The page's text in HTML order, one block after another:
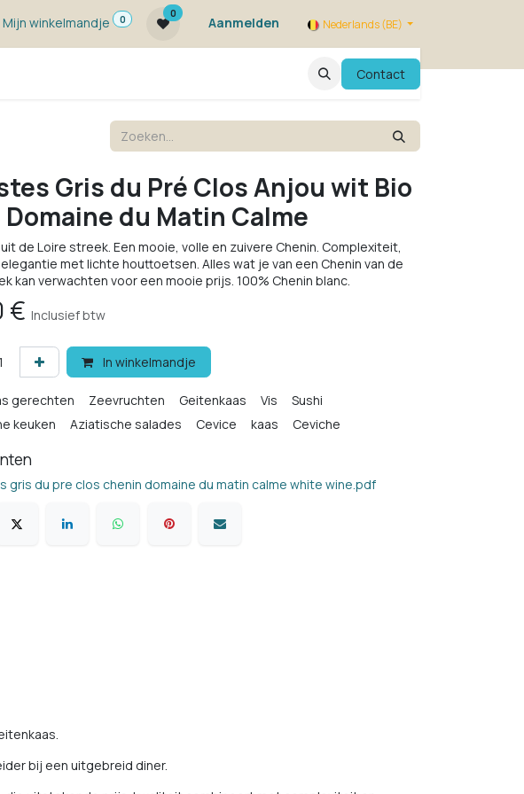
Mijn winkelmandje
0
0
Aanmelden Nederlands (BE)
EvenementenContact
Gris du Pré Clos Anjou wit Bio
Domaine du Matin Calme
de Loire streek. Een mooie, volle en zuivere Chenin. Complexiteit,
met lichte houttoetsen. Alles wat je van een Chenin van de
kan verwachten voor een mooie prijs. 100% Chenin blanc.
€ Inclusief btw
In winkelmandje
gerechten Zeevruchten Geitenkaas Vis
Sushi
keuken
Aziatische salades Cevice kaas Ceviche
gris du pre clos chenin domaine du matin calme white wine.pdf
bij een uitgebreid diner.